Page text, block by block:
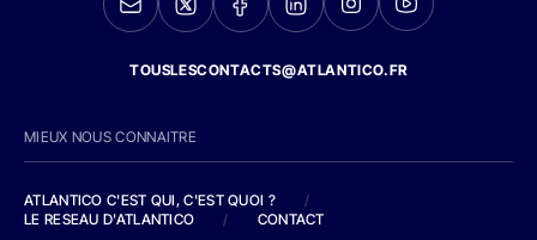
TOUSLESCONTACTS@ATLANTICO.FR
MIEUX NOUS CONNAITRE
ATLANTICO C'EST QUI, C'EST QUOI ?
/
LE RESEAU D'ATLANTICO
/ CONTACT